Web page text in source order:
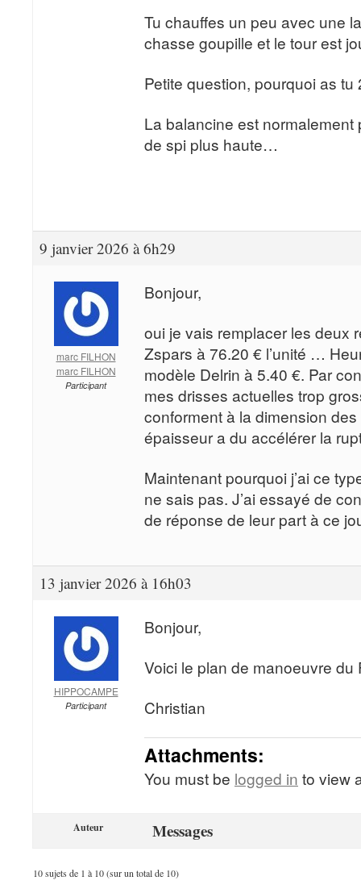
Tu chauffes un peu avec une
chasse goupille et le tour est
Petite question, pourquoi as tu
La balancine est
de spi plus haute…
9 janvier 2026 à 6h29
marc FILHON
marc FILHON
Participant
Bonjour,
oui je vais remplacer les deux
Zspars à 76.20 € l’unité …
modèle Delrin à 5.40 €. Par
mes drisses actuelles trop
conforment à la dimension
épaisseur a du accélérer la
Maintenant pourquoi j’ai ce
ne sais pas. J’ai essayé de
de réponse de leur part à ce
13 janvier 2026 à 16h03
HIPPOCAMPE
Participant
Bonjour,
Voici le plan de manoeuvre du
Christian
Attachments:
You must be logged in to view
Auteur Messages
10 sujets de 1 à 10 (sur un total de 10)